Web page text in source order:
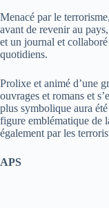
Menacé par le
avant de revenir au
et un journal et
quotidiens.
Prolixe et animé d’une
ouvrages et romans et
plus symbolique aura
figure emblématique de
également par les
APS